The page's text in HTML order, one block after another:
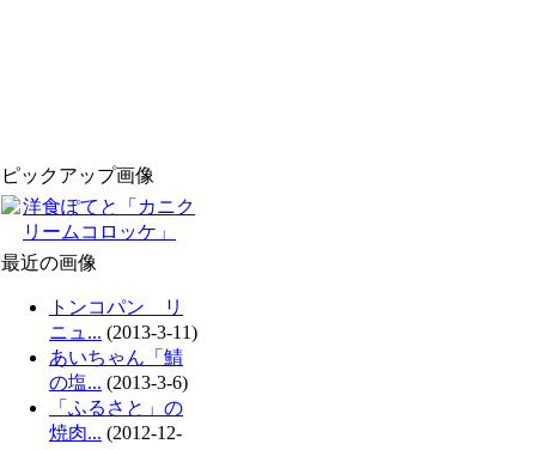
ピックアップ画像
最近の画像
トンコパン リ
ニュ... (2013-3-11)
あいちゃん「鯖
の塩... (2013-3-6)
「ふるさと」の
焼肉... (2012-12-